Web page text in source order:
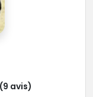
avis)